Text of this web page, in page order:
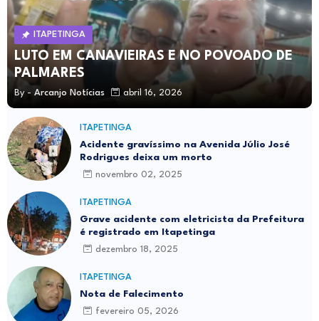
ITAPETINGA
LUTO EM CANAVIEIRAS E NO POVOADO DE
PALMARES
By - Arcanjo Notícias abril 16, 2026
ITAPETINGA
Acidente gravíssimo na Avenida Júlio José
Rodrigues deixa um morto
novembro 02, 2025
ITAPETINGA
Grave acidente com eletricista da Prefeitura
é registrado em Itapetinga
dezembro 18, 2025
ITAPETINGA
Nota de Falecimento
fevereiro 05, 2026